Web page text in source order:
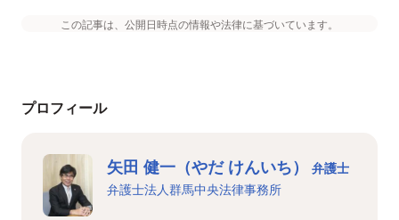
この記事は、公開日時点の情報や法律に基づいています。
プロフィール
矢田 健一（やだ けんいち）
弁護士
弁護士法人群馬中央法律事務所